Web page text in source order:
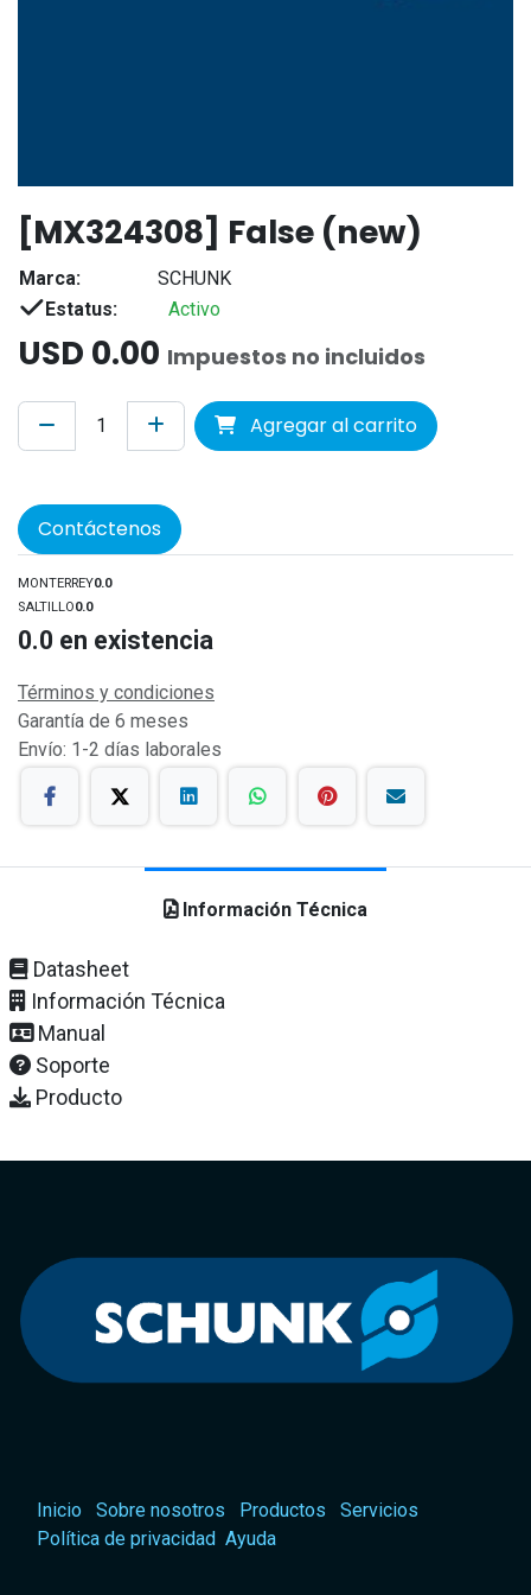
[MX324308] False (new)
Marca:
SCHUNK
Estatus:
Activo
USD 0.00 Impuestos no incluidos
Agregar al carrito
Contáctenos
MONTERREY0.0
SALTILLO0.0
0.0 en existencia
Términos y condiciones
Garantía de 6 meses
Envío: 1-2 días laborales
Información Técnica
Datasheet
Información Técnica
Manual
Soporte
Producto
Inicio Sobre nosotros Productos
Servicios
Política de privacidad Ayuda